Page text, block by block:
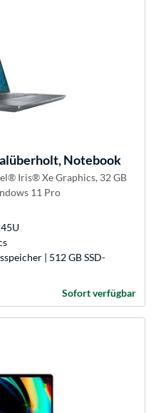
Notebook
Iris® Xe Graphics, 32 GB
11 Pro
| 512 GB SSD-
Sofort verfügbar